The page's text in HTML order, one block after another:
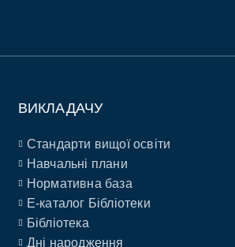
ВИКЛАДАЧУ
Стандарти вищої освіти
Навчальні плани
Нормативна база
E-каталог Бібліотеки
Бібліотека
Дні народження